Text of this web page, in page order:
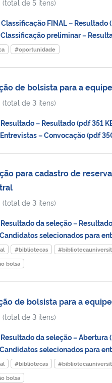
de 5 itens)
FINAL – Resultado
preliminar –
#oportunidade
de bolsista para a
de 3 itens)
– Resultado (pdf 351
– Convocação (pdf
para cadastro de
de 3 itens)
da seleção –
selecionados para
#bibliotecas
bolsa
de bolsista para a
de 3 itens)
da seleção – Abertura
selecionados para
#bibliotecas
bolsa